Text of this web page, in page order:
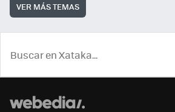
VER MÁS TEMAS